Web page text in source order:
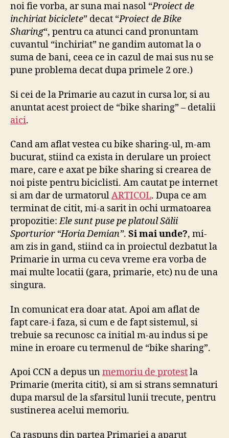
noi fie vorba, ar suna mai nasol “Proiect de
inchiriat biciclete” decat “Proiect de Bike
Sharing“, pentru ca atunci cand pronuntam
cuvantul “inchiriat” ne gandim automat la o
suma de bani, ceea ce in cazul de mai sus nu se
pune problema decat dupa primele 2 ore.)
Si cei de la Primarie au cazut in cursa lor, si au
anuntat acest proiect de “bike sharing” – detalii
aici.
Cand am aflat vestea cu bike sharing-ul, m-am
bucurat, stiind ca exista in derulare un proiect
mare, care e axat pe bike sharing si crearea de
noi piste pentru biciclisti. Am cautat pe internet
si am dar de urmatorulARTICOL. Dupa ce am
terminat de citit, mi-a sarit in ochi urmatoarea
propozitie:Ele sunt puse pe platoul Sălii
Sporturior “Horia Demian”. Si mai unde?, mi-
am zis in gand, stiind ca in proiectul dezbatut la
Primarie in urma cu ceva vreme era vorba de
mai multe locatii (gara, primarie, etc) nu de una
singura.
In comunicat era doar atat. Apoi am aflat de
fapt care-i faza, si cum e de fapt sistemul, si
trebuie sa recunosc ca initial m-au indus si pe
mine in eroare cu termenul de “bike sharing”.
Apoi CCN a depus unmemoriu de protestla
Primarie (merita citit), si am si strans semnaturi
dupa marsul de la sfarsitul lunii trecute, pentru
sustinerea acelui memoriu.
Ca raspuns din partea Primariei a aparut